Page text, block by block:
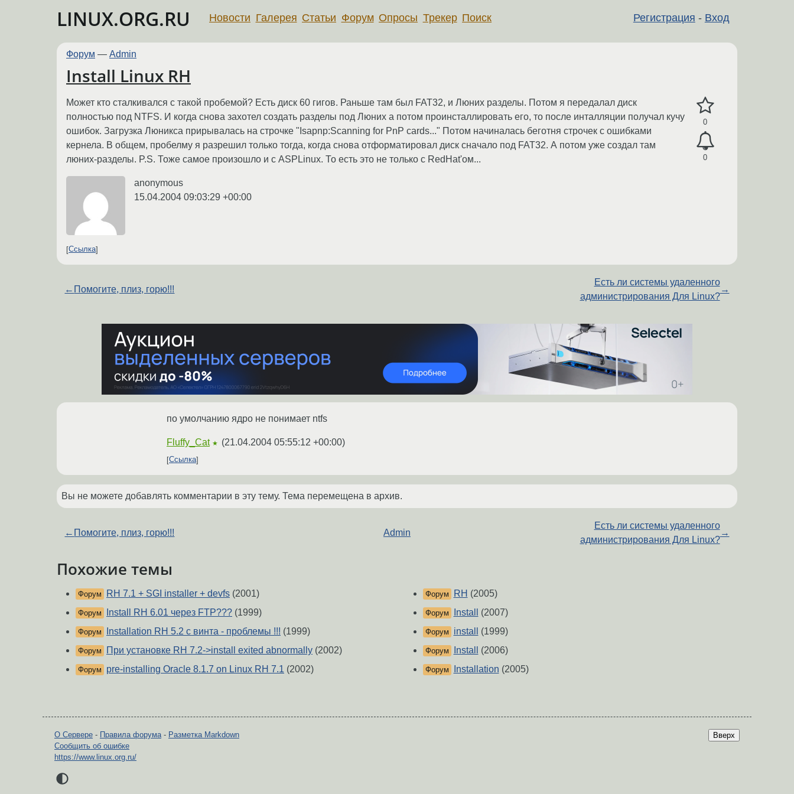
LINUX.ORG.RU Регистрация - Вход
Новости Галерея Статьи Форум Опросы Трекер Поиск
Форум — Admin
Install Linux RH
0
0
Может кто сталкивался с такой пробемой? Есть диск 60 гигов. Раньше там был FAT32, и Люних разделы. Потом я передалал диск
полностью под NTFS. И когда снова захотел создать разделы под Люних а потом проинсталлировать его, то после инталляции получал кучу
ошибок. Загрузка Люникса прирывалась на строчке "Isapnp:Scanning for PnP cards..." Потом начиналась беготня строчек с ошибками
кернела. В общем, пробелму я разрешил только тогда, когда снова отформатировал диск сначало под FAT32. А потом уже создал там
люних-разделы. P.S. Тоже самое произошло и с ASPLinux. То есть это не только с RedHat'ом...
anonymous
15.04.2004 09:03:29 +00:00
Ссылка
← Помогите, плиз, горю!!!
Есть ли системы удаленного
администрирования Для Linux?
→
по умолчанию ядро не понимает ntfs
Fluffy_Cat ★ (21.04.2004 05:55:12 +00:00)
Ссылка
Вы не можете добавлять комментарии в эту тему. Тема перемещена в архив.
← Помогите, плиз, горю!!! Admin
Есть ли системы удаленного
администрирования Для Linux?
→
Похожие темы
Форум RH 7.1 + SGI installer + devfs (2001)
Форум Install RH 6.01 через FTP??? (1999)
Форум Installation RH 5.2 с винта - проблемы !!! (1999)
Форум При установке RH 7.2->install exited abnormally (2002)
Форум pre-installing Oracle 8.1.7 on Linux RH 7.1 (2002)
Форум RH (2005)
Форум Install (2007)
Форум install (1999)
Форум Install (2006)
Форум Installation (2005)
Вверх
О Сервере - Правила форума- Разметка Markdown
Сообщить об ошибке
https://www.linux.org.ru/